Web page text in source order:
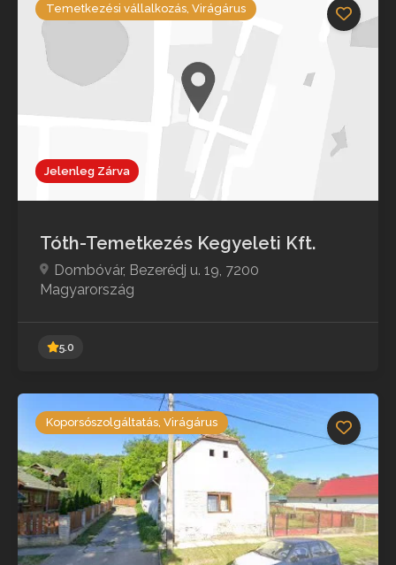
Jelenleg Zárva
Temetkezési vállalkozás, Virágárus
Tóth-Temetkezés Kegyeleti Kft.
Dombóvár, Bezerédj u. 19, 7200
Magyarország
5.0
Koporsószolgáltatás, Virágárus